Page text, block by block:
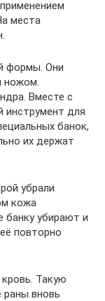
места
формы. Они
ножом.
Вместе с
инструмент для
банок,
их держат
убрали
кожа
банку убирают и
повторно
Такую
раны вновь